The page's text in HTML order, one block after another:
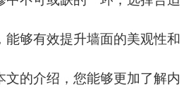
能够有效提升墙面的美观性和
文的介绍，您能够更加了解内